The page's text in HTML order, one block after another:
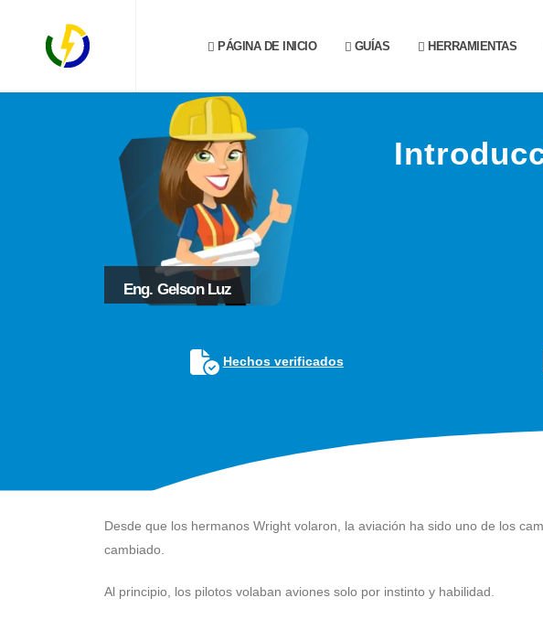
PÁGINA DE INICIO GUÍAS HERRAMIENTAS
Eng. Gelson Luz
Hechos verificados
Desde que los hermanos Wright volaron, la aviación ha sido uno de los
cambiado.
Al principio, los pilotos volaban aviones solo por instinto y habilidad.